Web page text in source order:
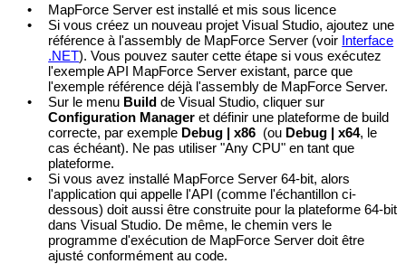
•
MapForce Server est installé et mis sous licence
•
Si vous créez un nouveau projet Visual Studio, ajoutez une
référence à l'assembly de MapForce Server (voir Interface
.NET). Vous pouvez sauter cette étape si vous exécutez
l'exemple API MapForce Server existant, parce que
l'exemple référence déjà l'assembly de MapForce Server.
•
Sur le menu Build de Visual Studio, cliquer sur
Configuration Manager et définir une plateforme de build
correcte, par exemple Debug | x86 (ou Debug | x64, le
cas échéant). Ne pas utiliser "Any CPU" en tant que
plateforme.
•
Si vous avez installé MapForce Server 64-bit, alors
l'application qui appelle l'API (comme l'échantillon ci-
dessous) doit aussi être construite pour la plateforme 64-bit
dans Visual Studio. De même, le chemin vers le
programme d'exécution de MapForce Server doit être
ajusté conformément au code.